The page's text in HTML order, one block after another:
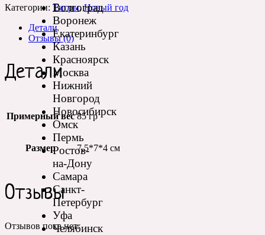
Волгоград
Воронеж
Екатеринбург
Казань
Красноярск
Москва
Нижний
Новгород
Новосибирск
Омск
Пермь
Ростов-
на-Дону
Самара
Санкт-
Петербург
Уфа
Челябинск
Категории: Тигры,Новый год
Детали
Отзывы (0)
Детали
Примерный вес 85 гр
Размер 7,5*7*4 см
Отзывы
Отзывов пока нет.